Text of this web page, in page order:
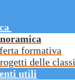
formativa
delle classi
utili